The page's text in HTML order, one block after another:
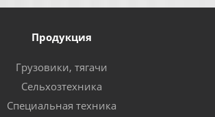
Продукция
Грузовики, тягачи
Сельхозтехника
Специальная техника